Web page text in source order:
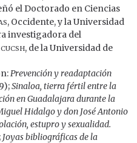
el Doctorado en Ciencias
, Occidente, y la Universidad
investigadora del
cucsh, de la Universidad de
Prevención y readaptación
Sinaloa, tierra fértil entre la
en Guadalajara durante la
Hidalgo y don José Antonio
estupro y sexualidad.
Joyas bibliográficas de la